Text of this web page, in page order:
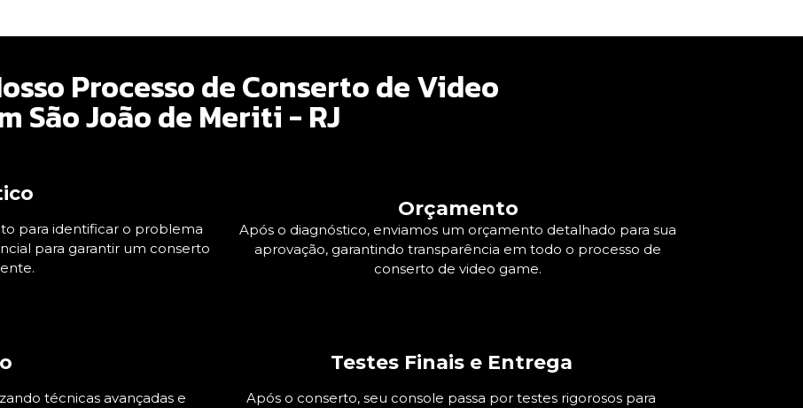
Processo de Conserto de Video
São João de Meriti - RJ
para identificar o problema
para garantir um conserto
Orçamento
Após o diagnóstico, enviamos um orçamento detalhado para sua
aprovação, garantindo transparência em todo o processo de
conserto de video game.
técnicas avançadas e
Testes Finais e Entrega
Após o conserto, seu console passa por testes rigorosos para